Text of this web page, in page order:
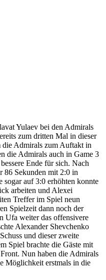
Yulaev bei den Admirals
zum dritten Mal in dieser
die Admirals zum Auftakt in
die Admirals auch in Game 3
Ende für sich. Nach
86 Sekunden mit 2:0 in
auf 3:0 erhöhten konnte
arbeiten und Alexei
Treffer im Spiel neun
Spielzeit dann noch der
Ufa weiter das offensivere
Alexander Shevchenko
und dieser zweite
Spiel brachte die Gäste mit
Nun haben die Admirals
Möglichkeit erstmals in die